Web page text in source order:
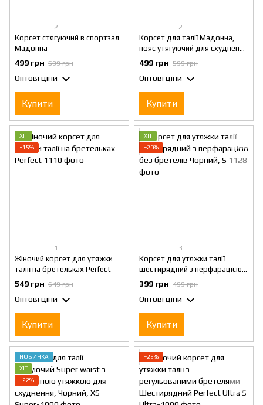
2
Корсет стягуючий в спортзал
Мадонна
499 грн 599 грн
Оптові ціни
Купити
2
Корсет для талії Мадонна,
пояс утягуючий для схуднення
що моделює фігуру, S
499 грн 599 грн
Оптові ціни
Купити
ХІТ
−15%
1
Жіночий корсет для утяжки
талії на бретельках Perfect
549 грн 649 грн
Оптові ціни
Купити
ХІТ
−20%
3
Корсет для утяжки талії
шестирядний з перфарацією
без бретелів Чорний, S
399 грн 499 грн
Оптові ціни
Купити
НОВИНКА
ХІТ
−22%
−28%